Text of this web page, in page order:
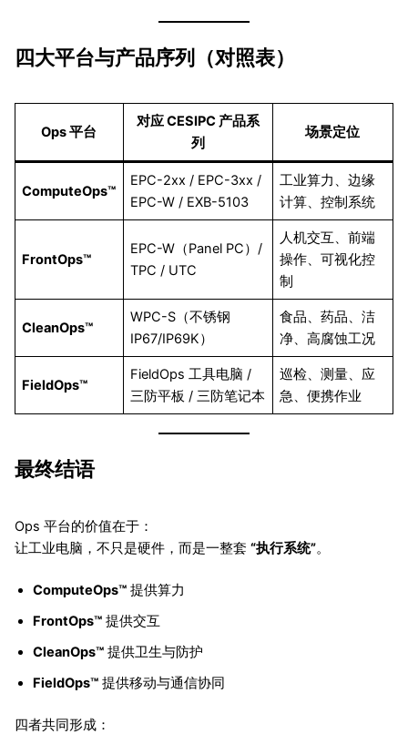
四大平台与产品序列（对照表）
Ops 平台
对应 CESIPC 产品系
列
场景定位
ComputeOps™
EPC-2xx / EPC-3xx /
EPC-W / EXB-5103
工业算力、边缘
计算、控制系统
FrontOps™
EPC-W（Panel PC）/
TPC / UTC
人机交互、前端
操作、可视化控
制
CleanOps™
WPC-S（不锈钢
IP67/IP69K）
食品、药品、洁
净、高腐蚀工况
FieldOps™
FieldOps 工具电脑 /
三防平板 / 三防笔记本
巡检、测量、应
急、便携作业
最终结语
Ops 平台的价值在于：
让工业电脑，不只是硬件，而是一整套 “执行系统”。
ComputeOps™提供算力
FrontOps™提供交互
CleanOps™提供卫生与防护
FieldOps™提供移动与通信协同
四者共同形成：